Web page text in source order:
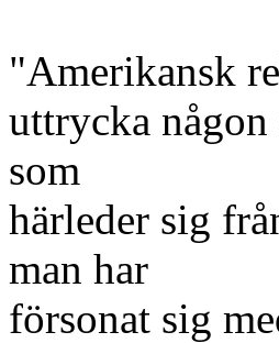
"Amerikansk
uttrycka någon
som
härleder sig
man har
försonat sig